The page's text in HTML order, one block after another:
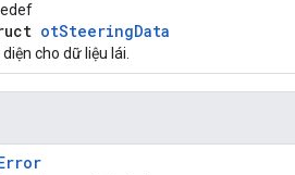
otSteeringData
cho dữ liệu lái.